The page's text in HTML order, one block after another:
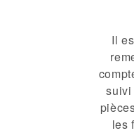
Il
suivi
les